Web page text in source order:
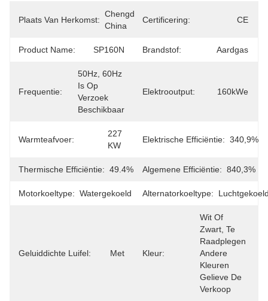
Plaats Van Herkomst:
Chengdu,
China
Certificering: CE
Product Name: SP160N Brandstof: Aardgas
Frequentie:
50Hz, 60Hz
Is Op
Verzoek
Beschikbaar
Elektrooutput: 160kWe
Warmteafvoer:
227
KW
Elektrische Efficiëntie: 340,9%
Thermische Efficiëntie: 49.4% Algemene Efficiëntie: 840,3%
Motorkoeltype: Watergekoeld Alternatorkoeltype:
Geluiddichte Luifel: Met Kleur:
Wit Of
Zwart, Te
Raadplegen
Andere
Kleuren
Gelieve De
Verkoop